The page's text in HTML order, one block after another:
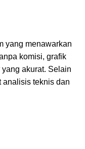
yang menawarkan
komisi, grafik
akurat. Selain
analisis teknis dan